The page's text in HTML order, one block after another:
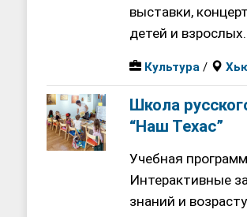
выставки,
детей и
Культура/
Школа
“Наш Техас”
Учебная
Интерактивные
знаний и